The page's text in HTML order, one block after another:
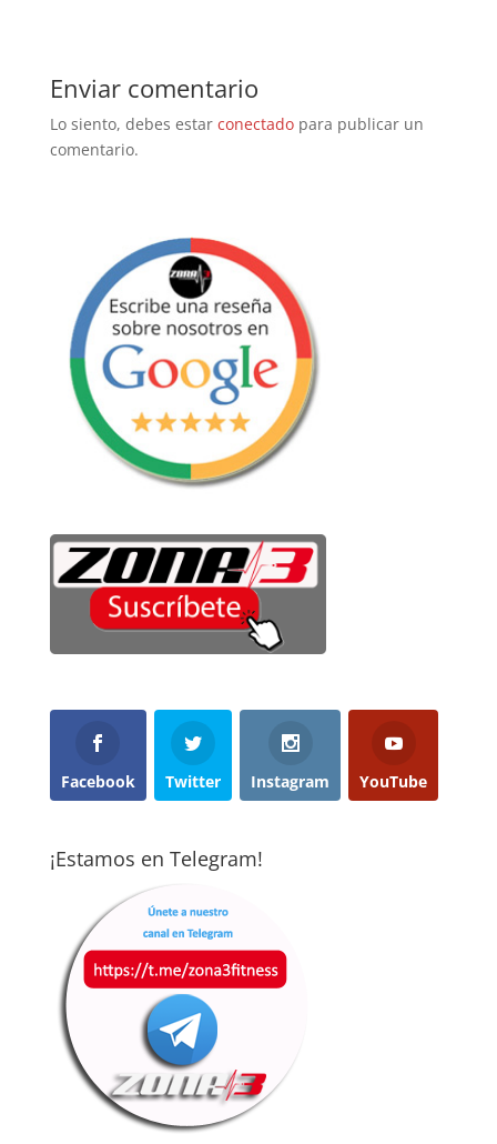
Enviar comentario
Lo siento, debes estar conectadopara publicar un
comentario.
Facebook Twitter Instagram YouTube
¡Estamos en Telegram!